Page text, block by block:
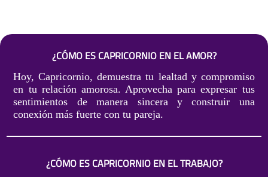
¿CÓMO ES CAPRICORNIO EN EL AMOR?
Hoy, Capricornio, demuestra tu lealtad y compromiso
en tu relación amorosa. Aprovecha para expresar tus
sentimientos de manera sincera y construir una
conexión más fuerte con tu pareja.
¿CÓMO ES CAPRICORNIO EN EL TRABAJO?